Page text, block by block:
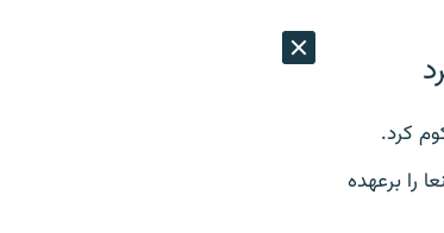
کرد.
را برعهده